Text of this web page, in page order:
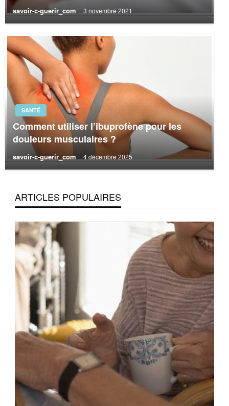
savoir-c-guerir_com 3 novembre 2021
SANTÉ
Comment utiliser l’ibuprofène pour les
douleurs musculaires ?
savoir-c-guerir_com 4 décembre 2025
ARTICLES POPULAIRES